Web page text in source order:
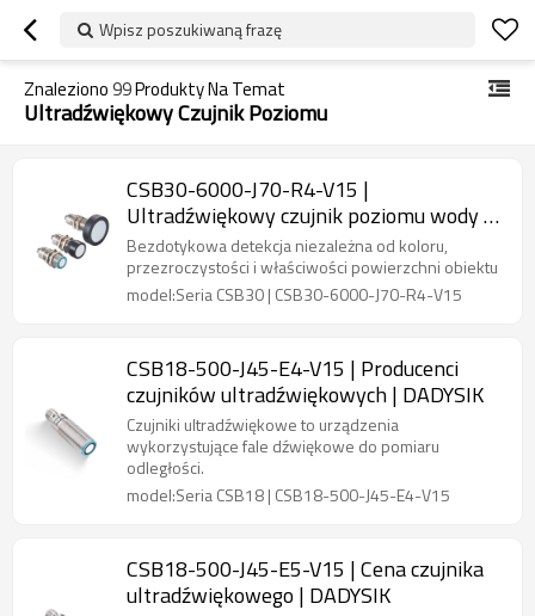
Wpisz poszukiwaną frazę
Znaleziono99Produkty Na Temat
Ultradźwiękowy Czujnik Poziomu
CSB30-6000-J70-R4-V15 |
Ultradźwiękowy czujnik poziomu wody |
DADYSIK
Bezdotykowa detekcja niezależna od koloru,
przezroczystości i właściwości powierzchni obiektu
model:Seria CSB30 | CSB30-6000-J70-R4-V15
CSB18-500-J45-E4-V15 | Producenci
czujników ultradźwiękowych | DADYSIK
Czujniki ultradźwiękowe to urządzenia
wykorzystujące fale dźwiękowe do pomiaru
odległości.
model:Seria CSB18 | CSB18-500-J45-E4-V15
CSB18-500-J45-E5-V15 | Cena czujnika
ultradźwiękowego | DADYSIK